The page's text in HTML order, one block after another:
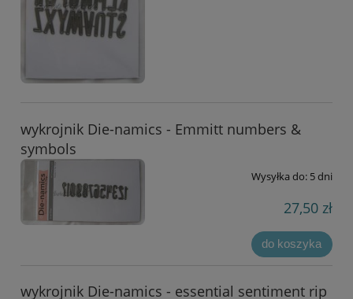
wykrojnik Die-namics - Emmitt numbers &
symbols
Wysyłka do: 5 dni
27,50 zł
do koszyka
wykrojnik Die-namics - essential sentiment rip